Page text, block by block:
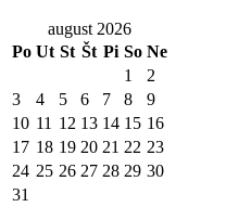
august 2026
Po Ut St Št Pi So Ne
1
2
3
4 5 6 7 8
9
10 11 12 13 14 15 16
17 18 19 20 21 22 23
24 25 26 27 28 29 30
31